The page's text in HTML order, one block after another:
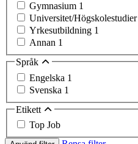
Gymnasium 1
Universitet/Högskolestudier
Yrkesutbildning 1
Annan 1
Språk
Engelska 1
Svenska 1
Etikett
Top Job